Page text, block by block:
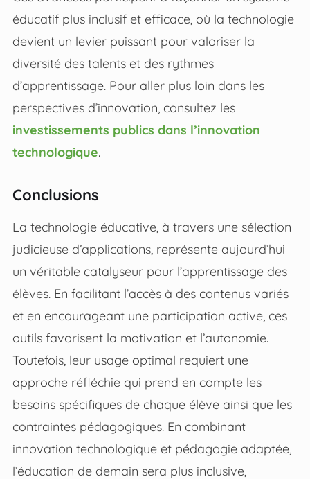
éducatif plus inclusif et efficace, où la technologie
devient un levier puissant pour valoriser la
diversité des talents et des rythmes
d’apprentissage. Pour aller plus loin dans les
perspectives d’innovation, consultez les
investissements publics dans l’innovation
technologique.
Conclusions
La technologie éducative, à travers une sélection
judicieuse d’applications, représente aujourd’hui
un véritable catalyseur pour l’apprentissage des
élèves. En facilitant l’accès à des contenus variés
et en encourageant une participation active, ces
outils favorisent la motivation et l’autonomie.
Toutefois, leur usage optimal requiert une
approche réfléchie qui prend en compte les
besoins spécifiques de chaque élève ainsi que les
contraintes pédagogiques. En combinant
innovation technologique et pédagogie adaptée,
l’éducation de demain sera plus inclusive,